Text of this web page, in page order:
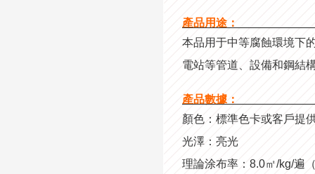
產品用途：
本品用于中等腐蝕環境下
電站等管道、設備和鋼結
產品數據：
顏色：標準色卡或客戶提
光澤：亮光
理論涂布率：8.0㎡/kg/遍